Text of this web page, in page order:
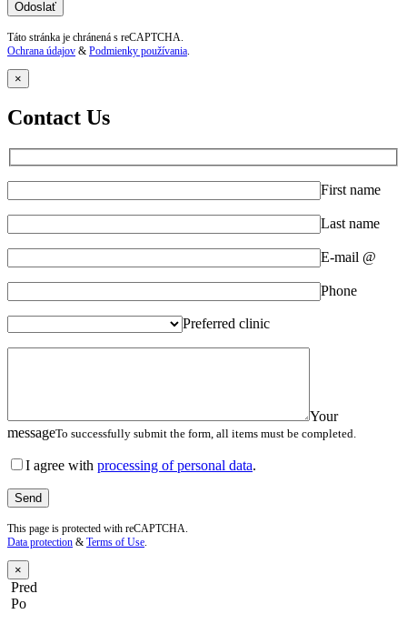
Táto stránka je chránená s reCAPTCHA.
Ochrana údajov & Podmienky používania
×
Contact Us
First name
Last name
E-mail @
Phone
Preferred clinic
Your
messageTo successfully submit the form, all items must be completed.
I agree with processing of personal data.
This page is protected with reCAPTCHA.
Data protection & Terms of Use.
×
Pred
Po